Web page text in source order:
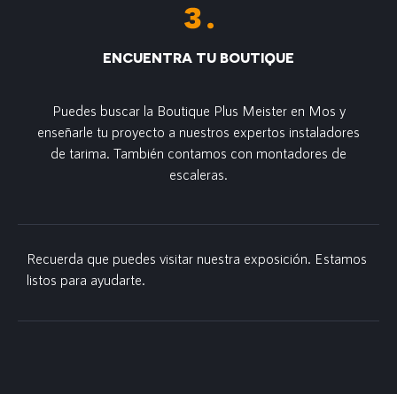
ENCUENTRA TU BOUTIQUE
Puedes buscar la Boutique Plus Meister en Mos y
enseñarle tu proyecto a nuestros expertos instaladores
de tarima. También contamos con montadores de
escaleras.
Recuerda que puedes visitar nuestra exposición. Estamos
listos para ayudarte.